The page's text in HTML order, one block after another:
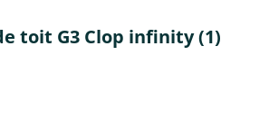
toit G3 Clop infinity (1)